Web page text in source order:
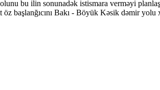
bu ilin sonunadək istismara verməyi
başlanğıcını Bakı - Böyük Kəsik dəmir